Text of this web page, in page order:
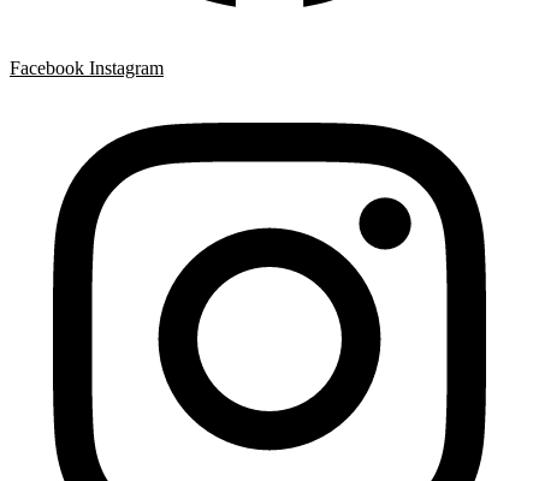
Facebook Instagram